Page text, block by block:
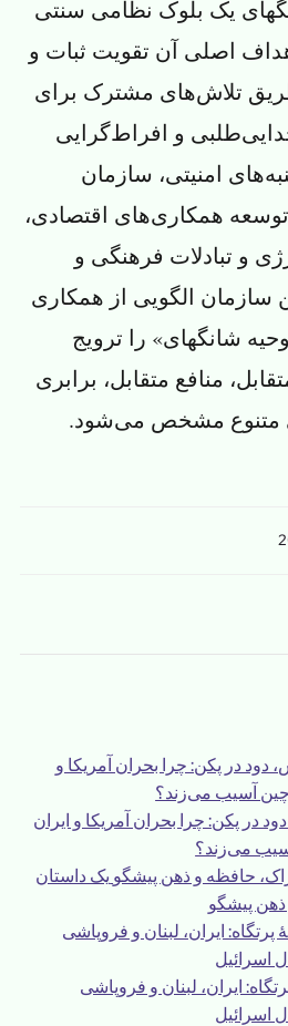
یک بلوک نظامی سنتی
اصلی آن تقویت ثبات و
تلاش‌های مشترک برای
و افراط‌گرایی
امنیتی، سازمان
همکاری‌های اقتصادی،
و تبادلات فرهنگی و
سازمان الگویی از همکاری
شانگهای» را ترویج
منافع متقابل، برابری
متنوع مشخص می‌شود.
در پکن: چرا بحران آمریکا و ایران
می‌زند؟
یک داستان
ذهن پیشگو
ایران، لبنان و فروپاشی
اسرائیل